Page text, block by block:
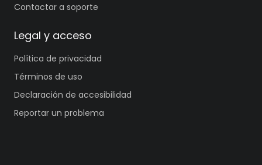
Contactar a soporte
Legal y acceso
Política de privacidad
Términos de uso
Declaración de accesibilidad
Reportar un problema